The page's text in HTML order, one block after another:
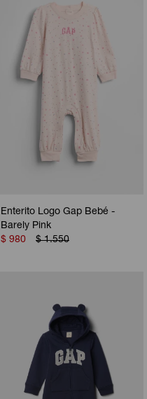
Enterito Logo Gap Bebé -
Barely Pink
$ 980 $ 1.550